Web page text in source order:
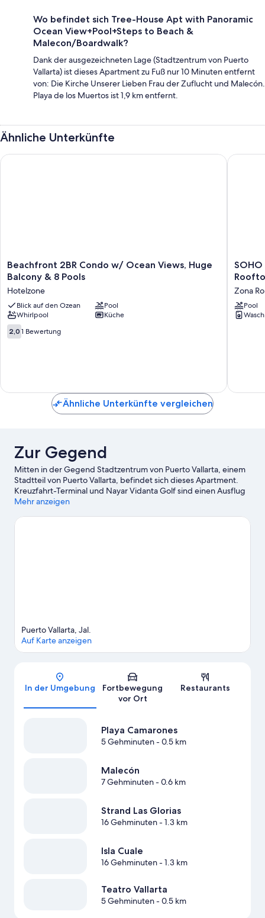
Wo befindet sich Tree-House Apt with Panoramic
Ocean View+Pool+Steps to Beach &
Malecon/Boardwalk?
Dank der ausgezeichneten Lage (Stadtzentrum von Puerto
Vallarta) ist dieses Apartment zu Fuß nur 10 Minuten entfernt
von: Die Kirche Unserer Lieben Frau der Zuflucht und Malecón.
Playa de los Muertos ist 1,9 km entfernt.
Ähnliche Unterkünfte
Beachfront
2BR
w/
Ocean
Views,
Huge
Balcony
Beachfront 2BR Condo w/ Ocean Views, Huge
Balcony & 8 Pools
Hotelzone
Blick auf den Ozean
Pool
Whirlpool
Küche
2.0
von
2,0 1 Bewertung
Beachfront 2BR Condo w/ Ocean Views, Huge Balcony & 8
SOHO
PV
Condo
•
Ocean
SOHO
Zona
Pool
SOHO
Ähnliche Unterkünfte vergleichen
Zur Gegend
Mitten in der Gegend Stadtzentrum von Puerto Vallarta, einem
Stadtteil von Puerto Vallarta, befindet sich dieses Apartment.
Kreuzfahrt-Terminal und Nayar Vidanta Golf sind einen Ausflug
wert, wenn du etwas Aufregendes erleben möchtest. Wer
Folgendes besuchen: Playa de los Muertos und Banderas-
Mehr anzeigen
Karte
Puerto Vallarta, Jal.
Auf Karte anzeigen
In der Umgebung
Fortbewegung
vor Ort
Restaurants
Playa Camarones
5 Gehminuten- 0.5 km
Malecón
7 Gehminuten- 0.6 km
Strand Las Glorias
16 Gehminuten- 1.3 km
Isla Cuale
16 Gehminuten- 1.3 km
Teatro Vallarta
5 Gehminuten- 0.5 km